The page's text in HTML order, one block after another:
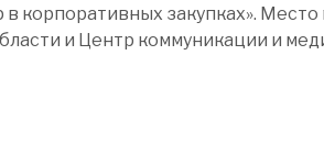
в корпоративных закупках».
и Центр коммуникации и